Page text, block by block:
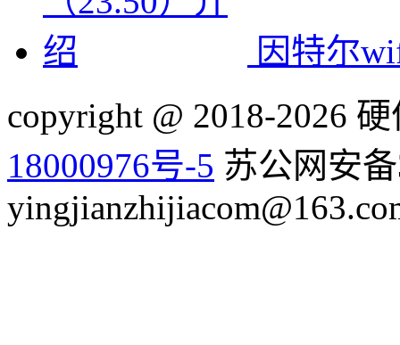
因特尔
copyright @ 2018-2026
18000976号-5 苏公网安